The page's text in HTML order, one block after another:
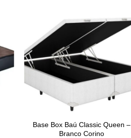
Base Box Baú Classic Queen –
Branco Corino